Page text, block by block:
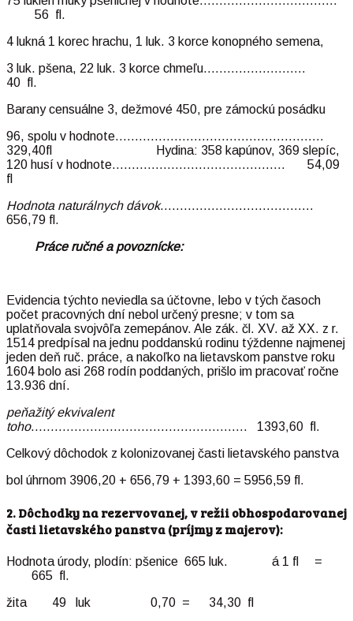
56 fl.
4 lukná 1 korec hrachu, 1 luk. 3 korce konopného semena,
3 luk. pšena, 22 luk. 3 korce chmeľu……………………..
40 fl.
Barany censuálne 3, dežmové 450, pre zámockú posádku
96, spolu v hodnote……………………………………………..
329,40fl Hydina: 358 kapúnov, 369 slepíc,
120 husí v hodnote…………………………………….. 54,09
fl
Hodnota naturálnych dávok…………………………………
656,79 fl.
Práce ručné a povoznícke:
Evidencia týchto neviedla sa účtovne, lebo v tých časoch
počet pracovných dní nebol určený presne; v tom sa
uplatňovala svojvôľa zemepánov. Ale zák. čl. XV. až XX. z r.
1514 predpísal na jednu poddanskú rodinu týždenne najmenej
jeden deň ruč. práce, a nakoľko na lietavskom panstve roku
1604 bolo asi 268 rodín poddaných, prišlo im pracovať ročne
13.936 dní.
peňažitý ekvivalent
toho………………………………………………. 1393,60 fl.
Celkový dôchodok z kolonizovanej časti lietavského panstva
bol úhrnom 3906,20 + 656,79 + 1393,60 = 5956,59 fl.
2. Dôchodky na rezervovanej, v režii obhospodarovanej
časti lietavského panstva (príjmy z majerov):
Hodnota úrody, plodín: pšenice 665 luk. á 1 fl =
665 fl.
žita 49 luk 0,70 = 34,30 fl